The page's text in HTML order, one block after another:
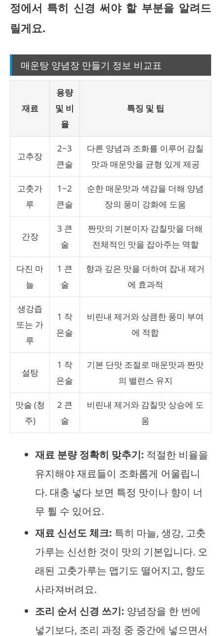
정에서 특히 신경 써야 할 부분을 알려드
릴게요.
매운탕 양념장 만들기 정보 비교표
재료
용량
및 비
율
특징 및 팁
고추장
2~3
큰술
다른 양념과 조화를 이루어 감칠
맛과 매운맛을 균형 있게 제공
고춧가
루
1~2
큰술
순한 매운맛과 색감을 더해 양념
장의 풍미 강화에 도움
간장
3 큰
술
짠맛의 기본이자 감칠맛을 더해
전체적인 맛을 잡아주는 역할
다진 마
늘
1 큰
술
향과 깊은 맛을 더하여 잡내 제거
에 효과적
생강즙
또는 가
루
1 작
은술
비린내 제거와 상큼한 풍미 부여
에 적합
설탕
1 작
은술
기본 단맛 조절로 매운맛과 짠맛
의 밸런스 유지
맛술 (청
주)
2 큰
술
비린내 제거와 감칠맛 상승에 도
움
재료 분량 정확히 맞추기: 적절한 비율을
유지해야 재료들이 조화롭게 어울립니
다. 대충 넣다 보면 특정 맛이나 향이 너
무 튈 수 있어요.
재료 신선도 체크: 특히 마늘, 생강, 고춧
가루는 신선한 것이 맛의 기본입니다. 오
래된 고춧가루는 맵기도 떨어지고, 향도
사라져버려요.
조리 순서 신경 쓰기: 양념장을 한 번에
넣기보다, 조리 과정 중 중간에 넣으면서